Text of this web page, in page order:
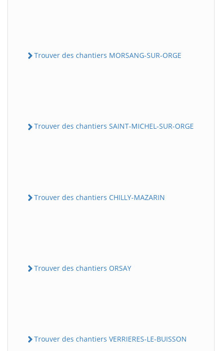
Trouver des chantiers MORSANG-SUR-ORGE
Trouver des chantiers SAINT-MICHEL-SUR-ORGE
Trouver des chantiers CHILLY-MAZARIN
Trouver des chantiers ORSAY
Trouver des chantiers VERRIERES-LE-BUISSON